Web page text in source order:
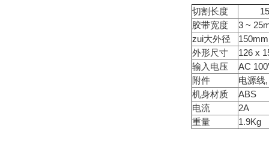
切割长度
15
胶带宽度
3 ~
zui大外径
150mm
外形尺寸
126 x
输入电压
AC
附件
电源线
机身材质
ABS
电流
2A
重量
1.9Kg